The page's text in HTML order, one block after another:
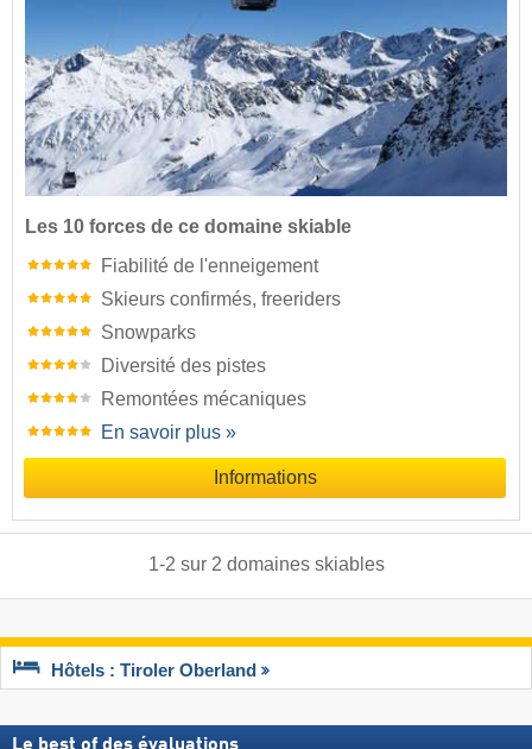
Les 10 forces de ce domaine skiable
Fiabilité de l'enneigement
Skieurs confirmés, freeriders
Snowparks
Diversité des pistes
Remontées mécaniques
En savoir plus »
Informations
1-2 sur 2 domaines skiables
Hôtels : Tiroler Oberland